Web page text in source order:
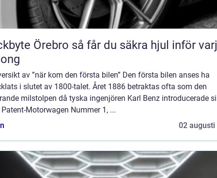
så får du säkra hjul inför varje
av ”när kom den första bilen” Den första bilen anses ha
i slutet av 1800-talet. Året 1886 betraktas ofta som den
milstolpen då tyska ingenjören Karl Benz introducerade
Motorwagen Nummer 1, ...
02 augusti